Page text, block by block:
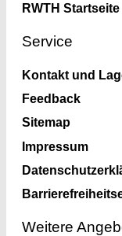
RWTH Startseite
Service
Kontakt und
Feedback
Sitemap
Impressum
Weitere